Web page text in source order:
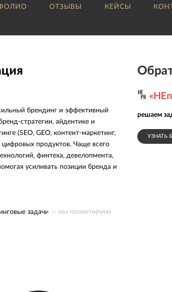
ОТЗЫВЫ КЕЙСЫ
брендинг и эффективный
стратегии, айдентике и
(SEO, GEO, контент-маркетинг,
цифровых продуктов. Чаще всего
финтеха, девелопмента,
усиливать позиции бренда и
задачи — мы проектируем
стратегию, брендинг,
решаем
УЗНАТЬ